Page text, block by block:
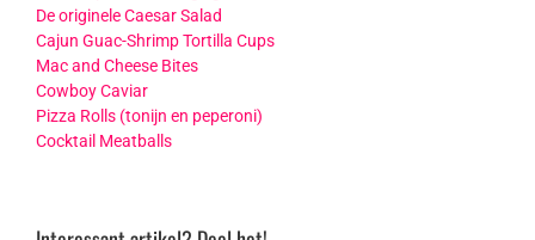
De originele Caesar Salad
Cajun Guac-Shrimp Tortilla Cups
Mac and Cheese Bites
Cowboy Caviar
Pizza Rolls (tonijn en peperoni)
Cocktail Meatballs